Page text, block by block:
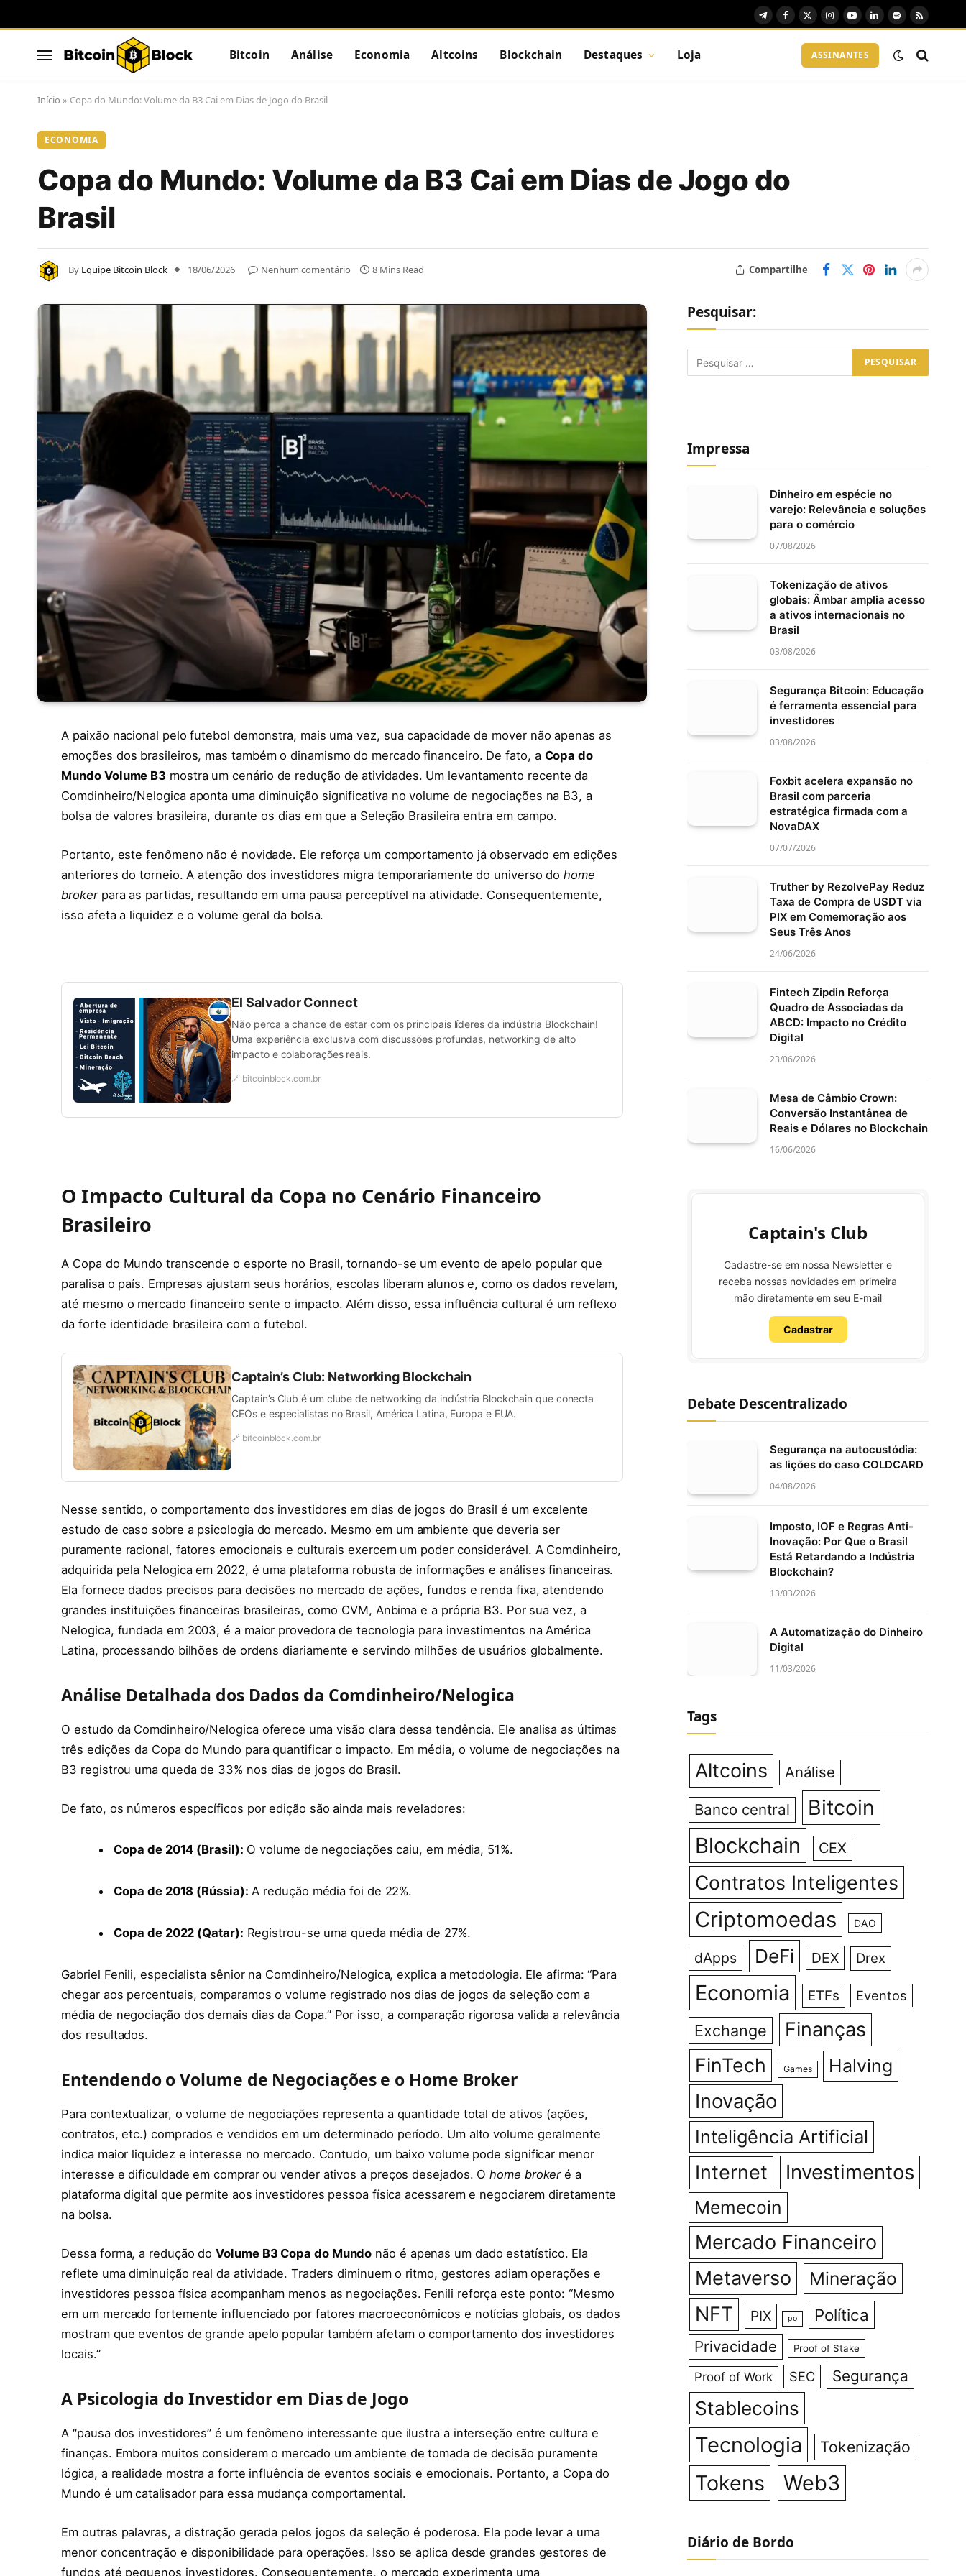
TelegramFacebook
X
Instagram
YouTubeLinkedIn
Spotify
RSS
Bitcoin Análise Economia Altcoins Blockchain Destaques Loja ASSINANTES
Início » Copa do Mundo: Volume da B3 Cai em Dias de Jogo do Brasil
ECONOMIA
Copa do Mundo: Volume da B3 Cai em Dias de Jogo do
Brasil
By Equipe Bitcoin Block 18/06/2026 Nenhum comentário 8 Mins Read Compartilhe
A paixão nacional pelo futebol demonstra, mais uma vez, sua capacidade de mover não apenas as
emoções dos brasileiros, mas também o dinamismo do mercado financeiro. De fato, a Copa do
Mundo Volume B3 mostra um cenário de redução de atividades. Um levantamento recente da
Comdinheiro/Nelogica aponta uma diminuição significativa no volume de negociações na B3, a
bolsa de valores brasileira, durante os dias em que a Seleção Brasileira entra em campo.
Portanto, este fenômeno não é novidade. Ele reforça um comportamento já observado em edições
anteriores do torneio. A atenção dos investidores migra temporariamente do universo dohome
brokerpara as partidas, resultando em uma pausa perceptível na atividade. Consequentemente,
isso afeta a liquidez e o volume geral da bolsa.
El Salvador Connect
Não perca a chance de estar com os principais líderes da indústria Blockchain!
Uma experiência exclusiva com discussões profundas, networking de alto
impacto e colaborações reais.
🔗 bitcoinblock.com.br
O Impacto Cultural da Copa no Cenário Financeiro
Brasileiro
A Copa do Mundo transcende o esporte no Brasil, tornando-se um evento de apelo popular que
paralisa o país. Empresas ajustam seus horários, escolas liberam alunos e, como os dados revelam,
até mesmo o mercado financeiro sente o impacto. Além disso, essa influência cultural é um reflexo
da forte identidade brasileira com o futebol.
Captain’s Club: Networking Blockchain
Captain’s Club é um clube de networking da indústria Blockchain que conecta
CEOs e especialistas no Brasil, América Latina, Europa e EUA.
🔗 bitcoinblock.com.br
Nesse sentido, o comportamento dos investidores em dias de jogos do Brasil é um excelente
estudo de caso sobre a psicologia do mercado. Mesmo em um ambiente que deveria ser
puramente racional, fatores emocionais e culturais exercem um poder considerável. A Comdinheiro,
adquirida pela Nelogica em 2022, é uma plataforma robusta de informações e análises financeiras.
Ela fornece dados precisos para decisões no mercado de ações, fundos e renda fixa, atendendo
grandes instituições financeiras brasileiras, como CVM, Anbima e a própria B3. Por sua vez, a
Nelogica, fundada em 2003, é a maior provedora de tecnologia para investimentos na América
Latina, processando bilhões de ordens diariamente e servindo milhões de usuários globalmente.
Análise Detalhada dos Dados da Comdinheiro/Nelogica
O estudo da Comdinheiro/Nelogica oferece uma visão clara dessa tendência. Ele analisa as últimas
três edições da Copa do Mundo para quantificar o impacto. Em média, o volume de negociações na
B3 registrou uma queda de 33% nos dias de jogos do Brasil.
De fato, os números específicos por edição são ainda mais reveladores:
Copa de 2014 (Brasil): O volume de negociações caiu, em média, 51%.
Copa de 2018 (Rússia): A redução média foi de 22%.
Copa de 2022 (Qatar): Registrou-se uma queda média de 27%.
Gabriel Fenili, especialista sênior na Comdinheiro/Nelogica, explica a metodologia. Ele afirma: “Para
chegar aos percentuais, comparamos o volume registrado nos dias de jogos da seleção com a
média de negociação dos demais dias da Copa.” Por isso, a comparação rigorosa valida a relevância
dos resultados.
Entendendo o Volume de Negociações e o Home Broker
Para contextualizar, o volume de negociações representa a quantidade total de ativos (ações,
contratos, etc.) comprados e vendidos em um determinado período. Um alto volume geralmente
indica maior liquidez e interesse no mercado. Contudo, um baixo volume pode significar menor
interesse e dificuldade em comprar ou vender ativos a preços desejados. Ohome brokeré a
plataforma digital que permite aos investidores pessoa física acessarem e negociarem diretamente
na bolsa.
Dessa forma, a redução doVolume B3 Copa do Mundo não é apenas um dado estatístico. Ela
reflete uma diminuição real da atividade. Traders diminuem o ritmo, gestores adiam operações e
investidores pessoa física acompanham menos as negociações. Fenili reforça este ponto: “Mesmo
em um mercado fortemente influenciado por fatores macroeconômicos e notícias globais, os dados
mostram que eventos de grande apelo popular também afetam o comportamento dos investidores
locais.”
A Psicologia do Investidor em Dias de Jogo
A “pausa dos investidores” é um fenômeno interessante que ilustra a interseção entre cultura e
finanças. Embora muitos considerem o mercado um ambiente de tomada de decisão puramente
lógica, a realidade mostra a forte influência de eventos sociais e emocionais. Portanto, a Copa do
Mundo é um catalisador para essa mudança comportamental.
Em outras palavras, a distração gerada pelos jogos da seleção é poderosa. Ela pode levar a uma
menor concentração e disponibilidade para operações. Isso se aplica desde grandes gestores de
fundos até pequenos investidores. Consequentemente, o mercado experimenta uma
Pesquisar:
Impressa
Dinheiro em espécie no
varejo: Relevância e soluções
para o comércio
07/08/2026
Tokenização de ativos
globais: Âmbar amplia acesso
a ativos internacionais no
Brasil
03/08/2026
Segurança Bitcoin: Educação
é ferramenta essencial para
investidores
03/08/2026
Foxbit acelera expansão no
Brasil com parceria
estratégica firmada com a
NovaDAX
07/07/2026
Truther by RezolvePay Reduz
Taxa de Compra de USDT via
PIX em Comemoração aos
Seus Três Anos
24/06/2026
Fintech Zipdin Reforça
Quadro de Associadas da
ABCD: Impacto no Crédito
Digital
23/06/2026
Mesa de Câmbio Crown:
Conversão Instantânea de
Reais e Dólares no Blockchain
16/06/2026
Captain's Club
Cadastre-se em nossa Newsletter e
receba nossas novidades em primeira
mão diretamente em seu E-mail
Cadastrar
Debate Descentralizado
Segurança na autocustódia:
as lições do caso COLDCARD
04/08/2026
Imposto, IOF e Regras Anti-
Inovação: Por Que o Brasil
Está Retardando a Indústria
Blockchain?
13/03/2026
A Automatização do Dinheiro
Digital
11/03/2026
Tags
Altcoins Análise
Banco central
Bitcoin
Blockchain
CEX
Contratos Inteligentes
Criptomoedas DAO
dApps DeFi DEX Drex
Economia ETFs Eventos
Exchange Finanças
FinTech Games Halving
Inovação
Inteligência Artificial
Internet Investimentos
Memecoin
Mercado Financeiro
Metaverso
Mineração
NFT PIX po Política
Privacidade Proof of Stake
Proof of Work SEC Segurança
Stablecoins
Tecnologia Tokenização
Tokens Web3
Diário de Bordo